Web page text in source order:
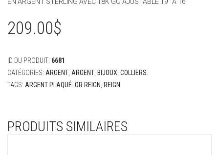
209.00$
ID DU PRODUIT: 6681
CATÉGORIES: ARGENT ARGENT BIJOUX COLLIERS
TAGS: ARGENT PLAQUÉ. OR REIGN REIGN
PRODUITS SIMILAIRES